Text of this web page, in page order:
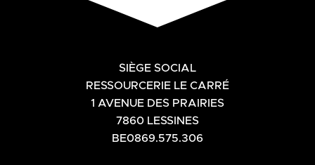
SIÈGE SOCIAL
RESSOURCERIE LE CARRÉ
1 AVENUE DES PRAIRIES
7860 LESSINES
BE0869.575.306